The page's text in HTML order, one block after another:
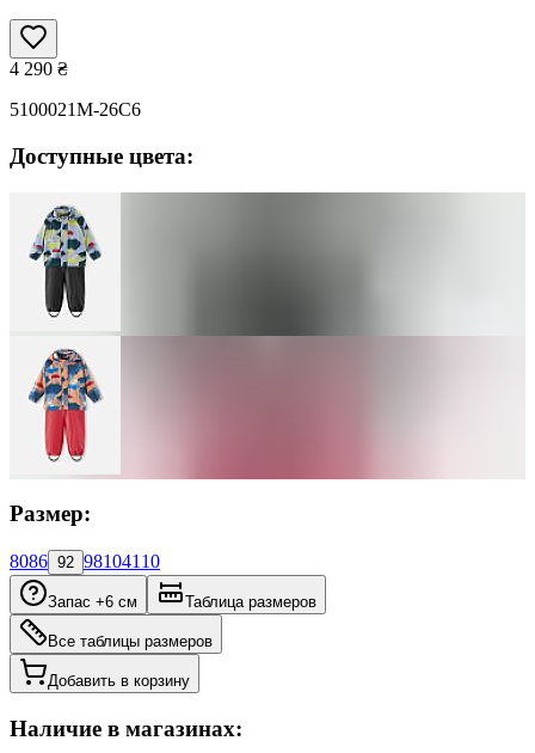
4 290 ₴
5100021M-26C6
Доступные цвета:
Размер:
8086 92 98104110
Запас +6 см Таблица размеров
Все таблицы размеров
Добавить в корзину
Наличие в магазинах: